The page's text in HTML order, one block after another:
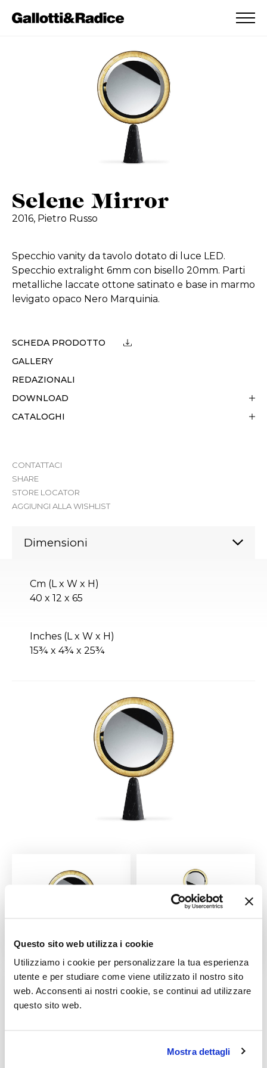
Questo sito web utilizza i cookie
Utilizziamo i cookie per personalizzare la tua esperienza
utente e per studiare come viene utilizzato il nostro sito
web. Acconsenti ai nostri cookie, se continui ad utilizzare
questo sito web.
Mostra dettagli
AGGIUNTO ALLA WISHLIST
Selene Mirror
2016, Pietro Russo
Specchio vanity da tavolo dotato di luce LED.
Specchio extralight 6mm con bisello 20mm. Parti
metalliche laccate ottone satinato e base in marmo
levigato opaco Nero Marquinia.
SCHEDA PRODOTTO
GALLERY
REDAZIONALI
DOWNLOAD
CATALOGHI
CONTATTACI
SHARE
STORE LOCATOR
AGGIUNGI ALLA WISHLIST
Dimensioni
Cm (L x W x H)
40 x 12 x 65
Inches (L x W x H)
15¾ x 4¾ x 25¾